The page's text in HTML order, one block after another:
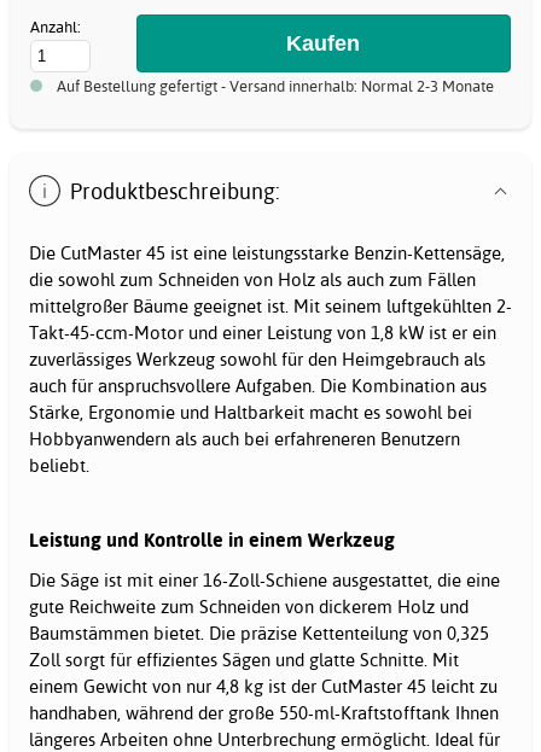
Anzahl:
Auf Bestellung gefertigt - Versand innerhalb: Normal 2-3 Monate
Produktbeschreibung:
Die CutMaster 45 ist eine leistungsstarke Benzin-Kettensäge,
die sowohl zum Schneiden von Holz als auch zum Fällen
mittelgroßer Bäume geeignet ist. Mit seinem luftgekühlten 2-
Takt-45-ccm-Motor und einer Leistung von 1,8 kW ist er ein
zuverlässiges Werkzeug sowohl für den Heimgebrauch als
auch für anspruchsvollere Aufgaben. Die Kombination aus
Stärke, Ergonomie und Haltbarkeit macht es sowohl bei
Hobbyanwendern als auch bei erfahreneren Benutzern
beliebt.
Leistung und Kontrolle in einem Werkzeug
Die Säge ist mit einer 16-Zoll-Schiene ausgestattet, die eine
gute Reichweite zum Schneiden von dickerem Holz und
Baumstämmen bietet. Die präzise Kettenteilung von 0,325
Zoll sorgt für effizientes Sägen und glatte Schnitte. Mit
einem Gewicht von nur 4,8 kg ist der CutMaster 45 leicht zu
handhaben, während der große 550-ml-Kraftstofftank Ihnen
längeres Arbeiten ohne Unterbrechung ermöglicht. Ideal für